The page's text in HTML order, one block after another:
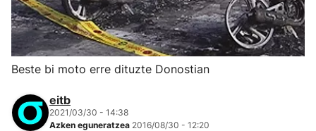
Beste bi moto erre dituzte Donostian
eitb
2021/03/30 - 14:38
Azken eguneratzea 2016/08/30 - 12:20